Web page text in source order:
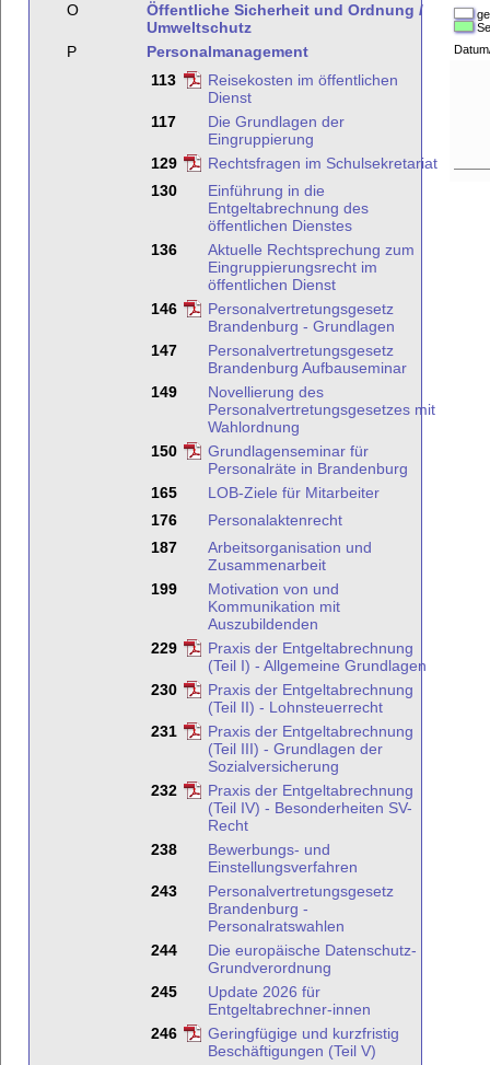
O
Öffentliche Sicherheit und Ordnung /
Umweltschutz
P
Personalmanagement
113
Reisekosten im öffentlichen
Dienst
117
Die Grundlagen der
Eingruppierung
129
Rechtsfragen im Schulsekretariat
130
Einführung in die
Entgeltabrechnung des
öffentlichen Dienstes
136
Aktuelle Rechtsprechung zum
Eingruppierungsrecht im
öffentlichen Dienst
146
Personalvertretungsgesetz
Brandenburg - Grundlagen
147
Personalvertretungsgesetz
Brandenburg Aufbauseminar
149
Novellierung des
Personalvertretungsgesetzes mit
Wahlordnung
150
Grundlagenseminar für
Personalräte in Brandenburg
165
LOB-Ziele für Mitarbeiter
176
Personalaktenrecht
187
Arbeitsorganisation und
Zusammenarbeit
199
Motivation von und
Kommunikation mit
Auszubildenden
229
Praxis der Entgeltabrechnung
(Teil I) - Allgemeine Grundlagen
230
Praxis der Entgeltabrechnung
(Teil II) - Lohnsteuerrecht
231
Praxis der Entgeltabrechnung
(Teil III) - Grundlagen der
Sozialversicherung
232
Praxis der Entgeltabrechnung
(Teil IV) - Besonderheiten SV-
Recht
238
Bewerbungs- und
Einstellungsverfahren
243
Personalvertretungsgesetz
Brandenburg -
Personalratswahlen
244
Die europäische Datenschutz-
Grundverordnung
245
Update 2026 für
Entgeltabrechner-innen
246
Geringfügige und kurzfristig
Beschäftigungen (Teil V)